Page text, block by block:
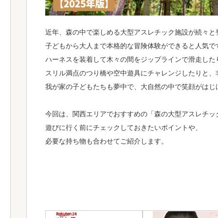
近年、森の中で楽しめる大型アスレチック施設が続々と
子どもから大人まで本格的な冒険体験ができると人気で
ハーネスを装着して木々の間をジップラインで滑走した
スリル満点のつり橋や空中遊具にチャレンジしたりと
我が家の子どもたちも夢中で、大自然の中で笑顔がはじ
今回は、関西エリアでおすすめの「森の大型アスレチ
遊びに行く前にチェックしておきたいポイントや、
必要な持ち物も合わせてご紹介します。